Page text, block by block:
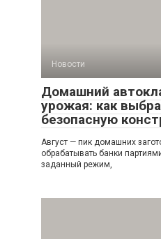
Новости
Домашний
урожая: как
безопасную
Август — пик домашних
обрабатывать банки
заданный режим,